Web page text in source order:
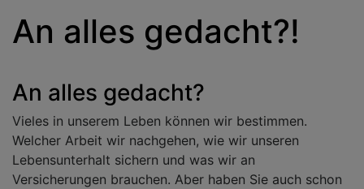
An alles gedacht?!
An alles gedacht?
Vieles in unserem Leben können wir bestimmen.
Welcher Arbeit wir nachgehen, wie wir unseren
Lebensunterhalt sichern und was wir an
Versicherungen brauchen. Aber haben Sie auch schon